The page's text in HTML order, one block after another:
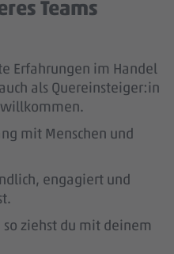
Teams
Erfahrungen im Handel
als Quereinsteiger:in
willkommen.
mit Menschen und
engagiert und
so ziehst du mit deinem